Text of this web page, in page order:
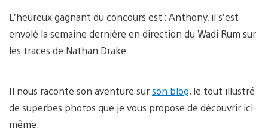
L’heureux gagnant du concours est : Anthony, il s’est
envolé la semaine dernière en direction du Wadi Rum sur
les traces de Nathan Drake.
Il nous raconte son aventure surson blog, le tout illustré
de superbes photos que je vous propose de découvrir ici-
même.